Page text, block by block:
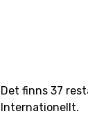
Det finns 37
Internationellt.